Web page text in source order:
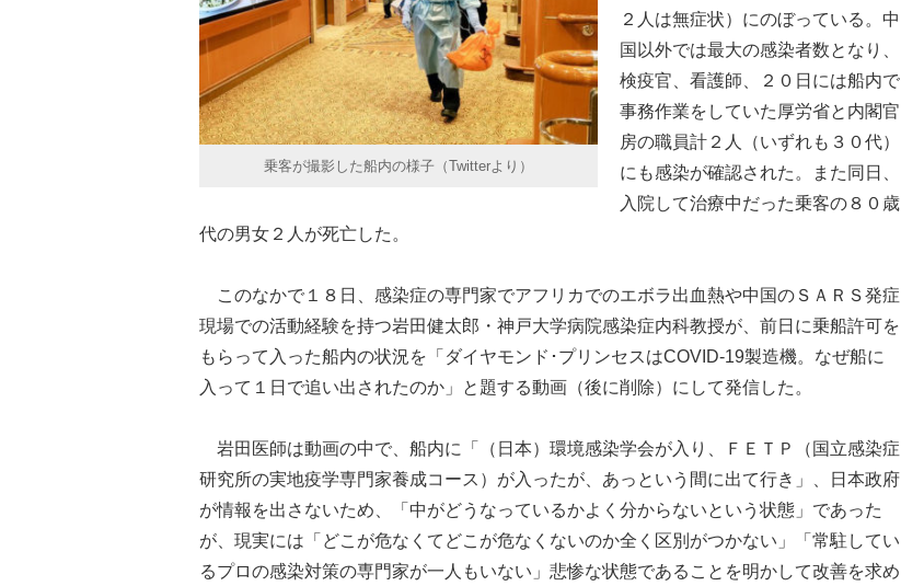
乗客が撮影した船内の様子（Twitterより）
２人は無症状）にのぼっている。中
国以外では最大の感染者数となり、
検疫官、看護師、２０日には船内で
事務作業をしていた厚労省と内閣官
房の職員計２人（いずれも３０代）
にも感染が確認された。また同日、
入院して治療中だった乗客の８０歳
代の男女２人が死亡した。
このなかで１８日、感染症の専門家でアフリカでのエボラ出血熱や中国のＳＡＲＳ発症
現場での活動経験を持つ岩田健太郎・神戸大学病院感染症内科教授が、前日に乗船許可を
もらって入った船内の状況を「ダイヤモンド･プリンセスはCOVID-19製造機。なぜ船に
入って１日で追い出されたのか」と題する動画（後に削除）にして発信した。
岩田医師は動画の中で、船内に「（日本）環境感染学会が入り、ＦＥＴＰ（国立感染症
研究所の実地疫学専門家養成コース）が入ったが、あっという間に出て行き」、日本政府
が情報を出さないため、「中がどうなっているかよく分からないという状態」であった
が、現実には「どこが危なくてどこが危なくないのか全く区別がつかない」「常駐してい
るプロの感染対策の専門家が一人もいない」悲惨な状態であることを明かして改善を求め